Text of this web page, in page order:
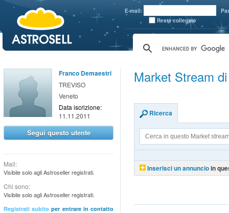
E-mail:
Resta collegato
Franco Demaestri
TREVISO
Veneto
Data iscrizione:
11.11.2011
Segui questo utente
Mail:
Visibile solo agli Astroseller registrati.
Chi sono:
Visibile solo agli Astroseller registrati.
Registrati subito per entrare in contatto
Market Stream
Ricerca
Inserisci un annuncioin